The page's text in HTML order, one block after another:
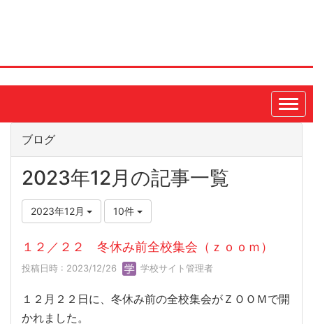
ブログ
2023年12月の記事一覧
2023年12月 10件
１２／２２ 冬休み前全校集会（ｚｏｏｍ）
投稿日時 : 2023/12/26 学校サイト管理者
１２月２２日に、冬休み前の全校集会がＺＯＯＭで開
かれました。